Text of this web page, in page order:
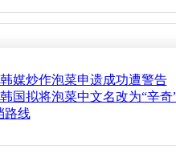
韩媒炒作泡菜申遗成功遭警告
韩国拟将泡菜中文名改为“辛奇
路线